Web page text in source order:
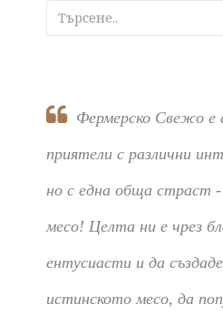
Фермерско Свежо е
приятели с различни
но с една обща страст
месо! Целта ни е чрез
ентусиасти и да
истинското месо, да